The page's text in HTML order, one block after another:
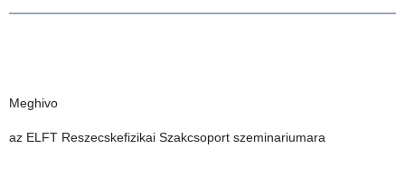
Meghivo
az ELFT Reszecskefizikai Szakcsoport szeminariumara